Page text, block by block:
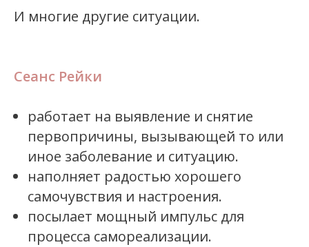
И многие другие ситуации.
Сеанс Рейки
работает на выявление и снятие
первопричины, вызывающей то или
иное заболевание и ситуацию.
наполняет радостью хорошего
самочувствия и настроения.
посылает мощный импульс для
процесса самореализации.